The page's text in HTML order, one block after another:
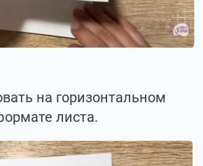
на горизонтальном
листа.